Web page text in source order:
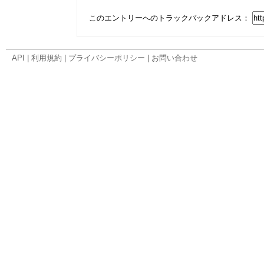
このエントリーへのトラックバックアドレス：
API 利用規約 プライバシーポリシー お問い合わせ